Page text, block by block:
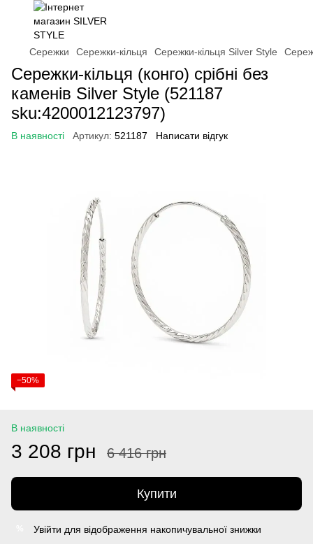
Сережки Сережки-кільця Сережки-кільця Silver Style
Сережки-кільця (конго) срібні без
каменів Silver Style (521187
sku:4200012123797)
В наявності Артикул: 521187 Написати відгук
−50%
В наявності
3 208 грн 6 416 грн
Купити
Увійти для відображення накопичувальної знижки